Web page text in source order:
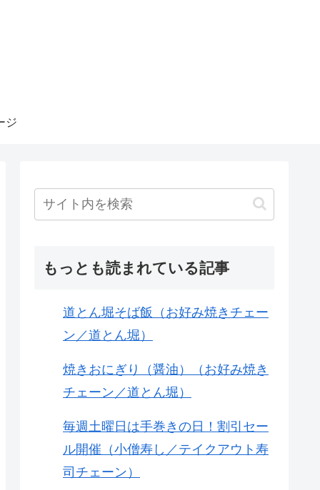
ジ
もっとも読まれている記事
道とん堀そば飯（お好み焼きチェー
ン／道とん堀）
焼きおにぎり（醤油）（お好み焼き
チェーン／道とん堀）
毎週土曜日は手巻きの日！割引セー
ル開催（小僧寿し／テイクアウト寿
司チェーン）